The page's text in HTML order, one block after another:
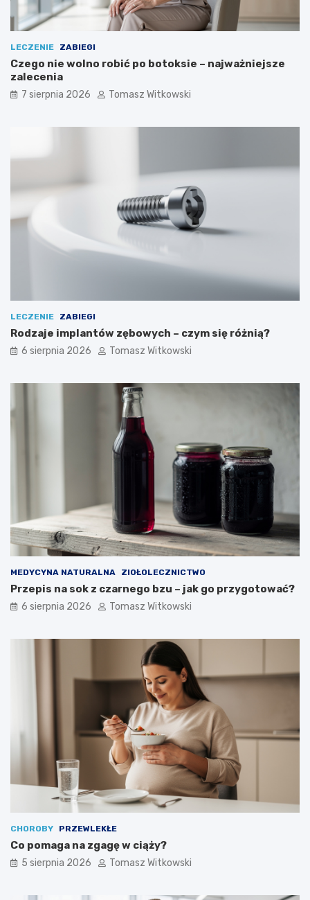
LECZENIE ZABIEGI
Czego nie wolno robić po botoksie – najważniejsze
zalecenia
7 sierpnia 2026 Tomasz Witkowski
LECZENIE ZABIEGI
Rodzaje implantów zębowych – czym się różnią?
6 sierpnia 2026 Tomasz Witkowski
MEDYCYNA NATURALNA ZIOŁOLECZNICTWO
Przepis na sok z czarnego bzu – jak go przygotować?
6 sierpnia 2026 Tomasz Witkowski
CHOROBY PRZEWLEKŁE
Co pomaga na zgagę w ciąży?
5 sierpnia 2026 Tomasz Witkowski